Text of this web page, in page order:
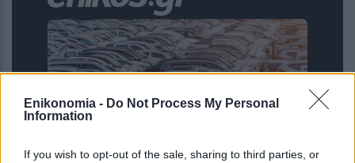
Enikonomia - Do Not Process My Personal
Information
If you wish to opt-out of the sale, sharing to third parties, or